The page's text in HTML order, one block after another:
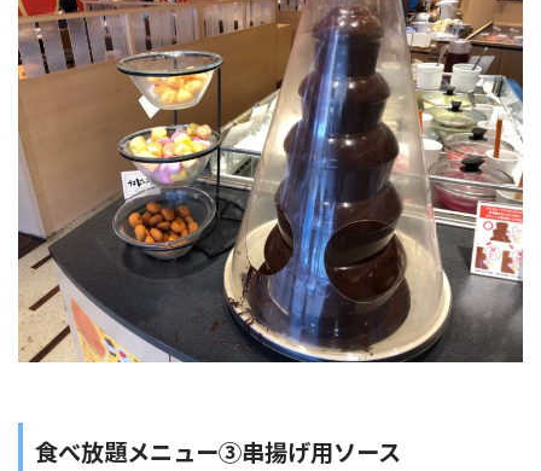
食べ放題メニュー③串揚げ用ソース